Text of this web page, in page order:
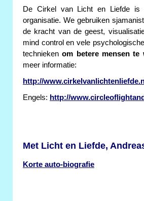
De Cirkel van Licht en Liefde is
organisatie. We gebruiken
de kracht van de geest,
mind control en vele
techniekenom betere mensen te
meer informatie:
http://
Engels: http://
Met Licht en Liefde,
Korte auto-biografie